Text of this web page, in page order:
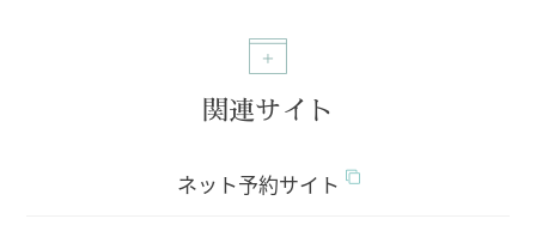
関連サイト
ネット予約サイト